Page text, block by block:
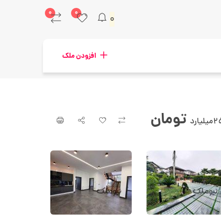
۰ ۰ ۰
افزودن ملک
تومان